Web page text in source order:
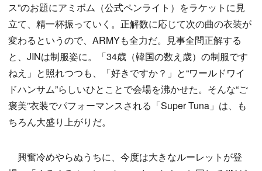
ス”のお題にアミボム（公式ペンライト）をラケットに見
立て、精一杯振っていく。正解数に応じて次の曲の衣装が
変わるというので、ARMYも全力だ。見事全問正解する
と、JINは制服姿に。「34歳（韓国の数え歳）の制服です
ねえ」と照れつつも、「好きですか？」と“ワールドワイ
ドハンサム”らしいひとことで会場を沸かせた。そんな“ご
褒美”衣装でパフォーマンスされる「Super Tuna」は、も
ちろん大盛り上がりだ。
興奮冷めやらぬうちに、今度は大きなルーレットが登